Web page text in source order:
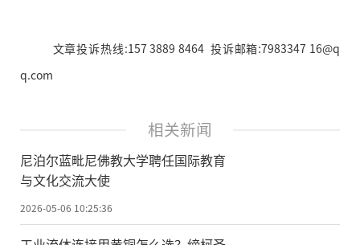
文章投诉热线:157 3889 8464 投诉邮箱:7983347 16@q
q.com
相关新闻
尼泊尔蓝毗尼佛教大学聘任国际教育
与文化交流大使
2026-05-06 10:25:36